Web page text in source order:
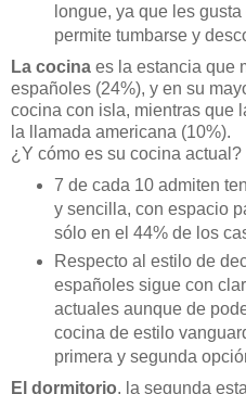
longue, ya que les
permite tumbarse y
La cocina es la estancia que
españoles (24%), y en su
cocina con isla, mientras que
la llamada americana (10%).
¿Y cómo es su cocina actual?
7 de cada 10 admiten
y sencilla, con espacio
sólo en el 44% de los
Respecto al estilo de
españoles sigue con
actuales aunque de
cocina de estilo
primera y segunda
El dormitorio, la segunda